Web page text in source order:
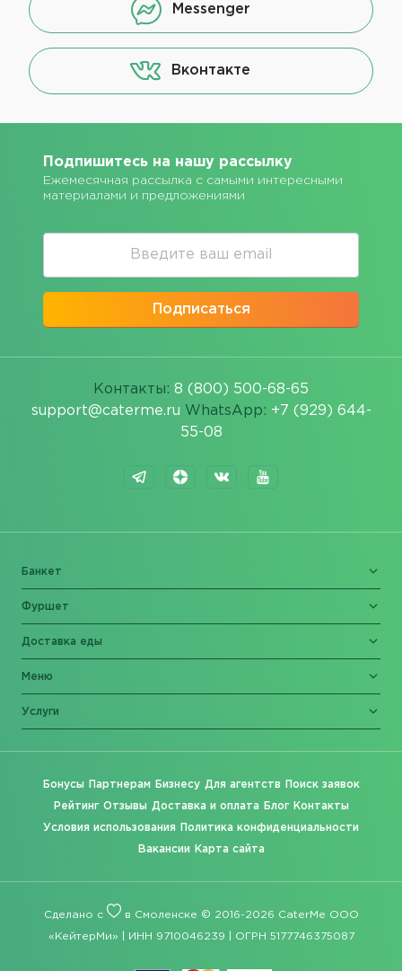
Messenger
Вконтакте
Подпишитесь на нашу рассылку
Ежемесячная рассылка с самыми интересными
материалами и предложениями
Подписаться
Контакты: 8 (800) 500-68-65
support@caterme.ru WhatsApp: +7 (929) 644-
55-08
Банкет
Фуршет
Доставка еды
Меню
Услуги
Бонусы Партнерам Бизнесу Для агентств Поиск заявок
Рейтинг Отзывы Доставка и оплата Блог Контакты
Условия использования Политика конфиденциальности
Вакансии Карта сайта
Сделано с в Смоленске © 2016-2026 CaterMe ООО
«КейтерМи» | ИНН 9710046239 | ОГРН 5177746375087